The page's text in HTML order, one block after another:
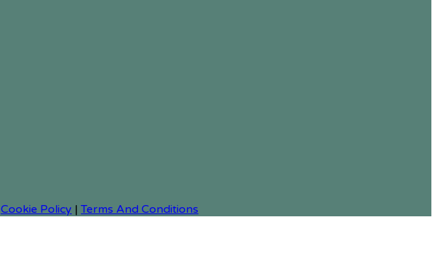
Cookie Policy | Terms And Conditions